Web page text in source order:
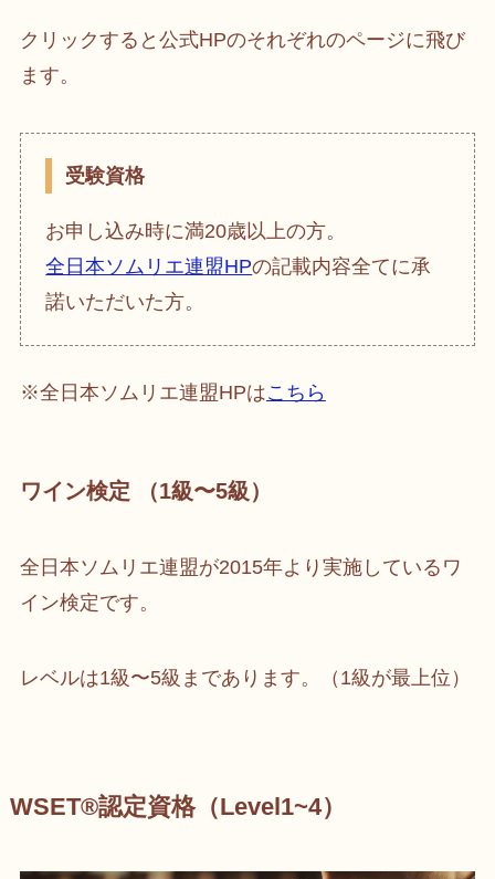
クリックすると公式HPのそれぞれのページに飛び
ます。
受験資格
お申し込み時に満20歳以上の方。
全日本ソムリエ連盟HPの記載内容全てに承
諾いただいた方。
※全日本ソムリエ連盟HPはこちら
ワイン検定 （1級〜5級）
全日本ソムリエ連盟が2015年より実施しているワ
イン検定です。
レベルは1級〜5級まであります。（1級が最上位）
WSET®️認定資格（Level1~4）